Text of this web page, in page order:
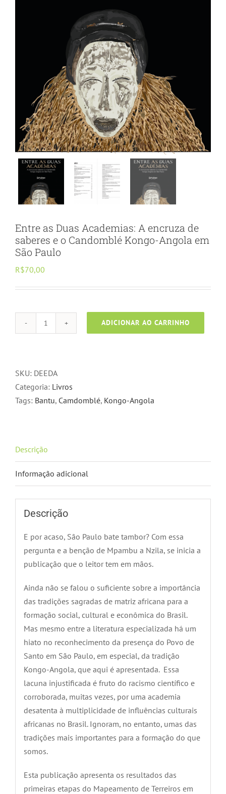
Entre as Duas Academias: A encruza de
saberes e o Candomblé Kongo-Angola em
São Paulo
R$70,00
Entre
Academias:
A
encruza
o
Candomblé
Kongo-
São
Paulo
quantidade
ADICIONAR AO CARRINHO
SKU: DEEDA
Categoria: Livros
Tags: Bantu, Camdomblé, Kongo-Angola
Descrição
Informação adicional
Descrição
E por acaso, São Paulo bate tambor? Com essa
pergunta e a benção de Mpambu a Nzila, se inicia a
publicação que o leitor tem em mãos.
Ainda não se falou o suficiente sobre a importância
das tradições sagradas de matriz africana para a
formação social, cultural e econômica do Brasil.
Mas mesmo entre a literatura especializada há um
hiato no reconhecimento da presença do Povo de
Santo em São Paulo, em especial, da tradição
Kongo-Angola, que aqui é apresentada. Essa
lacuna injustificada é fruto do racismo científico e
corroborada, muitas vezes, por uma academia
desatenta à multiplicidade de influências culturais
africanas no Brasil. Ignoram, no entanto, umas das
tradições mais importantes para a formação do que
somos.
Esta publicação apresenta os resultados das
primeiras etapas do Mapeamento de Terreiros em